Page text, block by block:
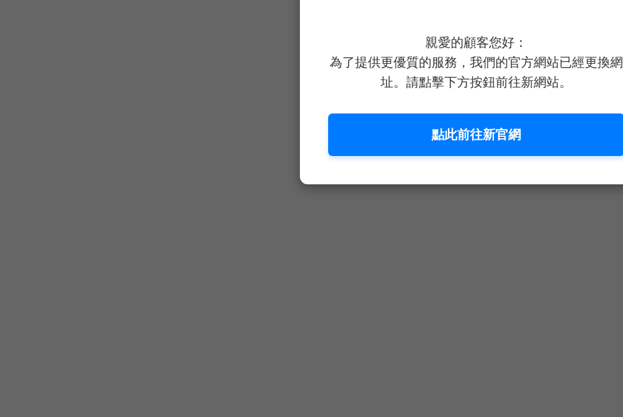
親愛的顧客您好：
為了提供更優質的服務，我們的官方網站已經更換網
址。請點擊下方按鈕前往新網站。
點此前往新官網